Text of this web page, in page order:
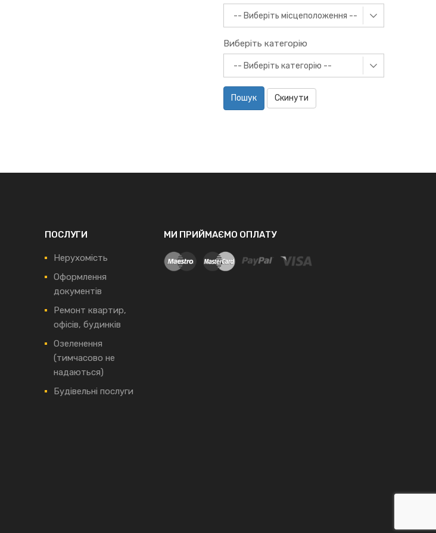
Виберіть категорію
Пошук Скинути
ПОСЛУГИ
Нерухомість
Оформлення
документів
Ремонт квартир,
офісів, будинків
Озеленення
(тимчасово не
надаються)
Будівельні послуги
МИ ПРИЙМАЄМО ОПЛАТУ